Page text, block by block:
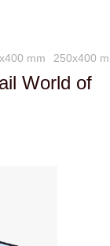
mm 250x400
World of